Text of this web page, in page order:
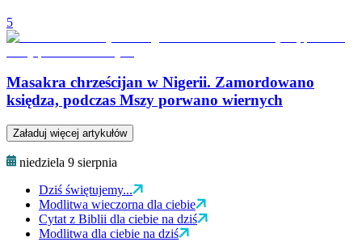
5
Masakra chrześcijan w Nigerii. Zamordowano
księdza, podczas Mszy porwano wiernych
Załaduj więcej artykułów
niedziela 9 sierpnia
Dziś świętujemy...
Modlitwa wieczorna dla ciebie
Cytat z Biblii dla ciebie na dziś
Modlitwa dla ciebie na dziś